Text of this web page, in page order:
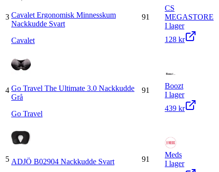
3 Cavalet Ergonomisk Minnesskum
Nackkudde Svart
Cavalet
91
CS
MEGASTORE
I lager
128 kr
4 Go Travel The Ultimate 3.0 Nackkudde
Grå
Go Travel
91
Boozt
I lager
439 kr
5 ADJÖ B02904 Nackkudde Svart
91
Meds
I lager